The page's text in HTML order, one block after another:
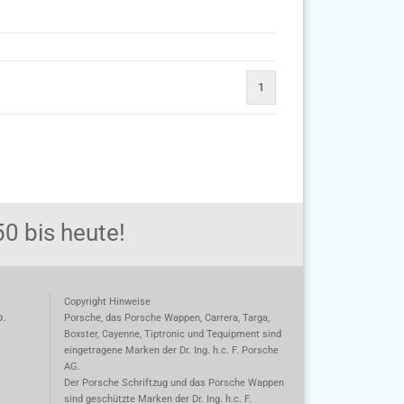
1
bis heute!
Copyright Hinweise
Porsche, das Porsche Wappen, Carrera, Targa,
Boxster, Cayenne, Tiptronic und Tequipment sind
eingetragene Marken der Dr. Ing. h.c. F. Porsche
AG.
Der Porsche Schriftzug und das Porsche Wappen
sind geschützte Marken der Dr. Ing. h.c. F.